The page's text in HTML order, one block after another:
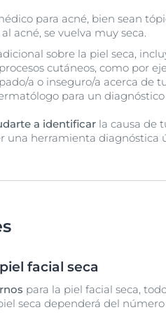
para acné, bien sean
acné, se vuelva muy seca.
sobre la piel seca,
cutáneos, como por
a o inseguro/a acerca de
para un diagnóstico
a identificar la causa de
una herramienta diagnóstica
facial seca
para la piel facial seca,
seca dependerá del